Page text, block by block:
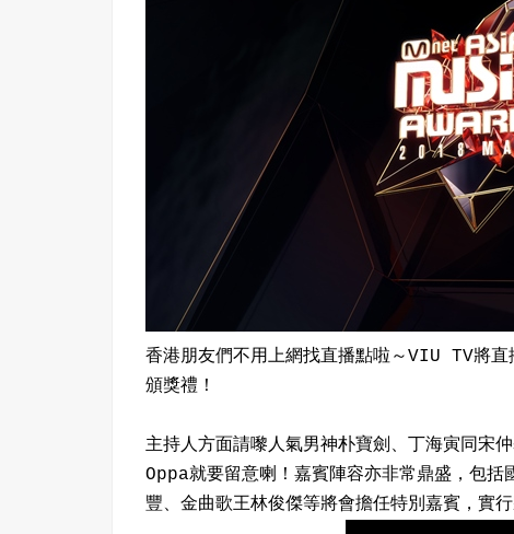
香港朋友們不用上網找直播點啦～VIU TV將
頒獎禮！
主持人方面請嚟人氣男神朴寶劍、丁海寅同宋
Oppa就要留意喇！嘉賓陣容亦非常鼎盛，包
豐、金曲歌王林俊傑等將會擔任特別嘉賓，實